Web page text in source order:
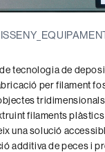
tecnologia de
per filament
filaments plàstics
una solució
additiva de peces i